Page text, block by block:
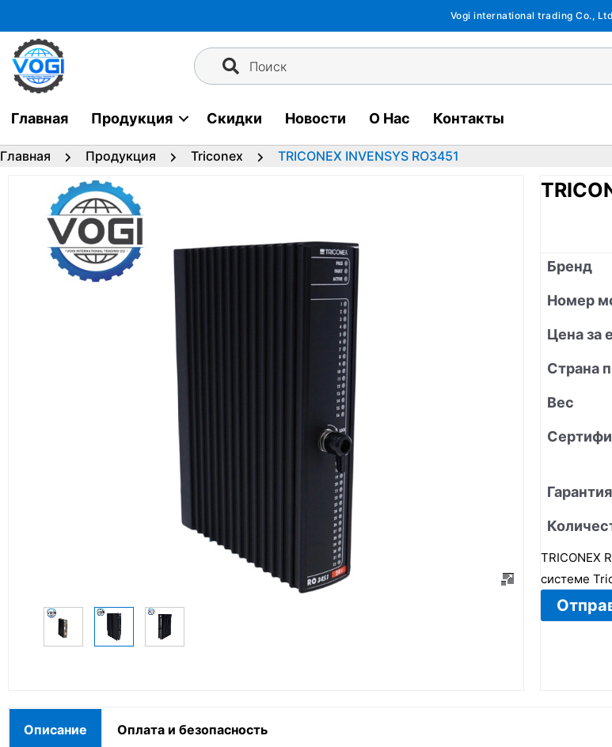
к
содержимому
Vogi international trading Co., Ltd
Поиск
Главная Продукция Скидки Новости О Нас Контакты
Главная Продукция Triconex TRICONEX INVENSYS RO3451
Бренд
Номер
Цена за
Страна
Вес
Гарантия
TRICONEX
системе
Описание Оплата и безопасность